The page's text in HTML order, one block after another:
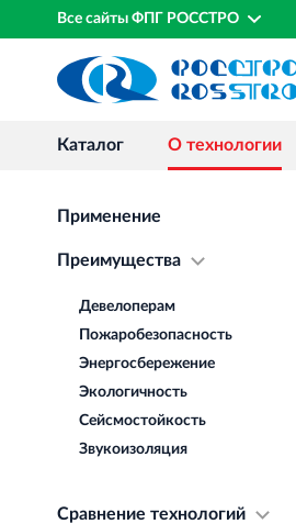
Все сайты ФПГ РОССТРО
Каталог О технологии
Применение
Преимущества
Девелоперам
Пожаробезопасность
Энергосбережение
Экологичность
Сейсмостойкость
Звукоизоляция
Сравнение технологий